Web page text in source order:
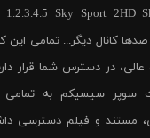
1.2.3.4.5 Sky Sport 2HD
و صدها کانال دیگر... تمامی
در دسترس شما قرار
سوپر سیسیکم به تمامی
مستند و فیلم دسترسی